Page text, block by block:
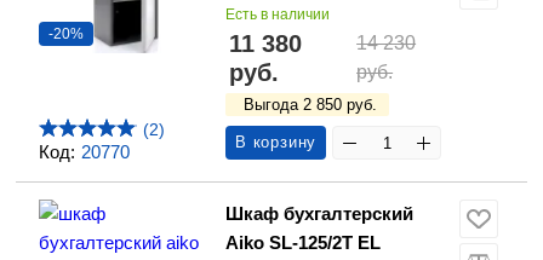
Код: 20770
-20%
(2)
Есть в наличии
11 380
руб.
14 230
руб.
Выгода 2 850 руб.
В корзину
Шкаф бухгалтерский
Aiko SL-125/2T EL